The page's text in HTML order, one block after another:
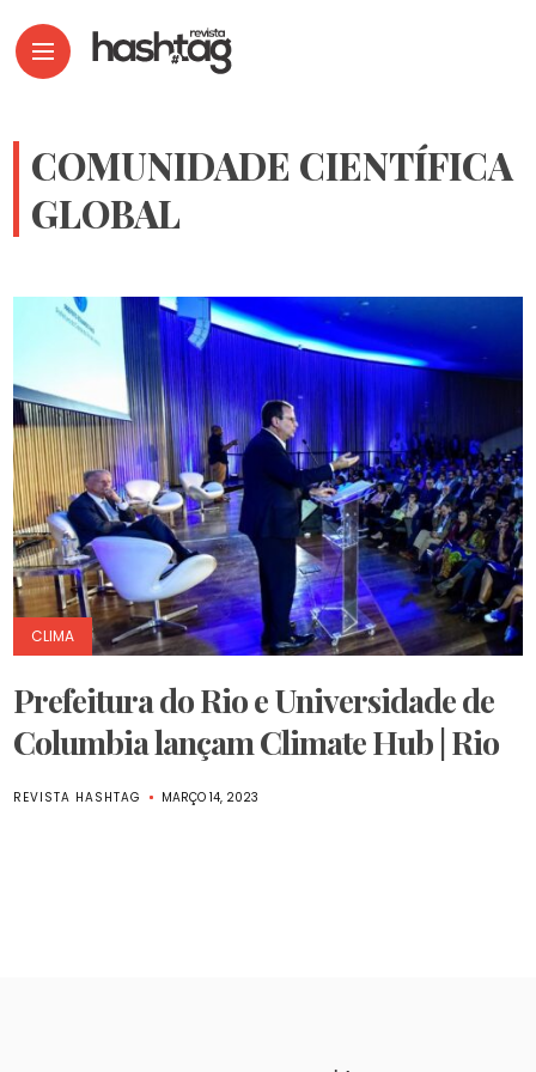
COMUNIDADE CIENTÍFICA
GLOBAL
CLIMA
Prefeitura do Rio e Universidade de
Columbia lançam Climate Hub | Rio
REVISTA HASHTAG MARÇO 14, 2023